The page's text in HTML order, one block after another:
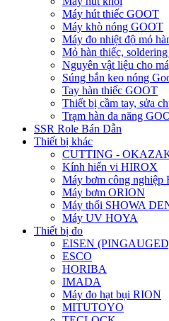
Máy hút thiếc GOOT
Máy khò nóng GOOT
Máy đo nhiệt độ mỏ
Mỏ hàn thiếc,
Nguyên vật liệu cho
Súng bắn keo nóng
Tay hàn thiếc GOOT
Thiết bị cầm tay, sửa
Trạm hàn đa năng
SSR Role Bán Dẫn
Thiết bị khác
CUTTING -
Kính hiển vi HIROX
Máy bơm công nghiệp
Máy bơm ORION
Máy thổi SHOWA
Máy UV HOYA
Thiết bị đo
EISEN
ESCO
HORIBA
IMADA
Máy đo hạt bụi RION
MITUTOYO